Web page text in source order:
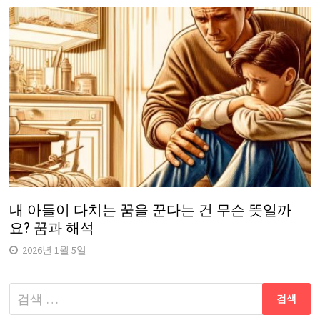
내 아들이 다치는 꿈을 꾼다는 건 무슨 뜻일까
요? 꿈과 해석
2026년 1월 5일
다
음